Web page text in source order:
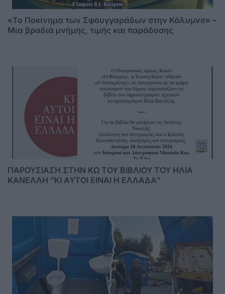
«Το Ποκίνημα των Σφουγγαράδων στην Κάλυμνο» –
Μια βραδιά μνήμης, τιμής και παράδοσης
ΠΑΡΟΥΣΙΑΣΗ ΣΤΗΝ ΚΩ ΤΟΥ ΒΙΒΛΙΟΥ ΤΟΥ ΗΛΙΑ
ΚΑΝΕΛΛΗ "ΚΙ ΑΥΤΟΙ ΕΙΝΑΙ Η ΕΛΛΑΔΑ"